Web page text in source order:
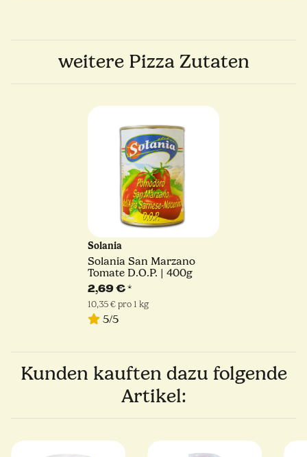
weitere Pizza Zutaten
Solania
Solania San Marzano
Tomate D.O.P. | 400g
2,69 €*
10,35 € pro 1 kg
5/5
Kunden kauften dazu folgende
Artikel: